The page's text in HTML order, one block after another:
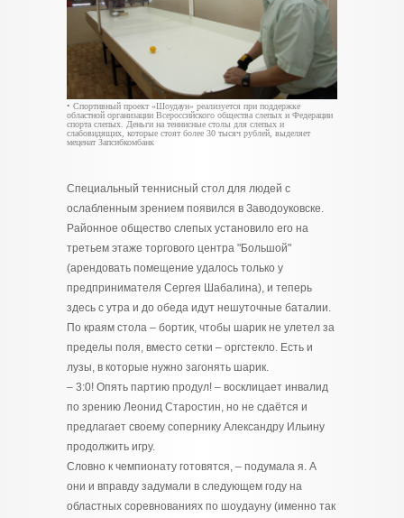
• Спортивный проект «Шоудаун» реализуется при поддержке
областной организации Всероссийского общества слепых и Федерации
спорта слепых. Деньги на теннисные столы для слепых и
слабовидящих, которые стоят более 30 тысяч рублей, выделяет
меценат Запсибкомбанк
Специальный теннисный стол для людей с
ослабленным зрением появился в Заводоуковске.
Районное общество слепых установило его на
третьем этаже торгового центра "Большой"
(арендовать помещение удалось только у
предпринимателя Сергея Шабалина), и теперь
здесь с утра и до обеда идут нешуточные баталии.
По краям стола – бортик, чтобы шарик не улетел за
пределы поля, вместо сетки – оргстекло. Есть и
лузы, в которые нужно загонять шарик.
– 3:0! Опять партию продул! – восклицает инвалид
по зрению Леонид Старостин, но не сдаётся и
предлагает своему сопернику Александру Ильину
продолжить игру.
Словно к чемпионату готовятся, – подумала я. А
они и вправду задумали в следующем году на
областных соревнованиях по шоудауну (именно так